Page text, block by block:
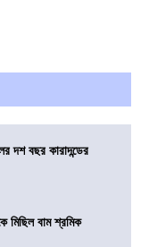
দশ বছর কারাদন্ডের
মিছিল বাম শ্রমিক